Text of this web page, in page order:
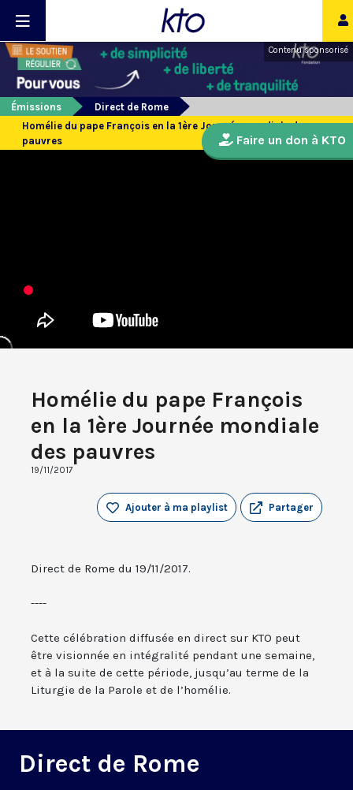
Contenu sponsorisé
Émissions
Direct de Rome
Homélie du pape François en la 1ère Journée mondiale des
pauvres
Homélie du pape François
en la 1ère Journée mondiale
des pauvres
19/11/2017
Partager
Ajouter à ma playlist
Direct de Rome du 19/11/2017.
----
Cette célébration diffusée en direct sur KTO peut
être visionnée en intégralité pendant une semaine,
et à la suite de cette période, jusqu’au terme de la
Liturgie de la Parole et de l’homélie.
Direct de Rome
Faire un don à KTO